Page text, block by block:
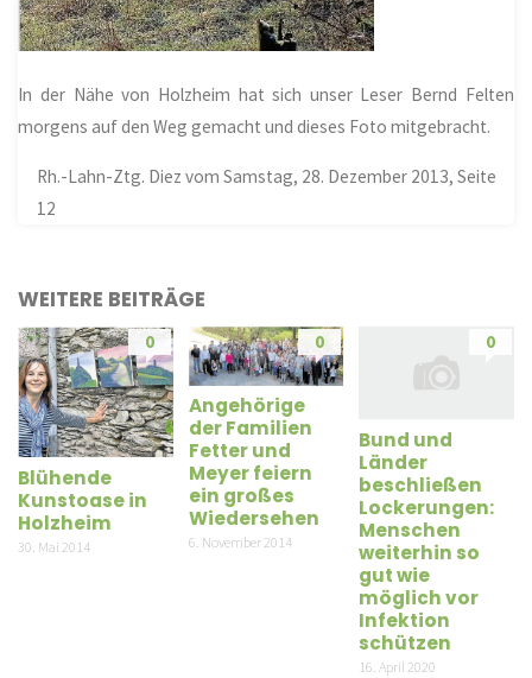
In der Nähe von Holzheim hat sich unser Leser Bernd Felten
morgens auf den Weg gemacht und dieses Foto mitgebracht.
Rh.-Lahn-Ztg. Diez vom Samstag, 28. Dezember 2013, Seite
12
WEITERE BEITRÄGE
0
Blühende
Kunstoase in
Holzheim
30. Mai 2014
0
Angehörige
der Familien
Fetter und
Meyer feiern
ein großes
Wiedersehen
6. November 2014
0
Bund und
Länder
beschließen
Lockerungen:
Menschen
weiterhin so
gut wie
möglich vor
Infektion
schützen
16. April 2020